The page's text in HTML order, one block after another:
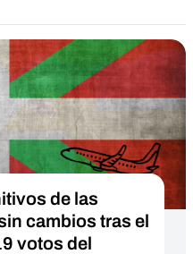
de las
cambios tras el
votos del